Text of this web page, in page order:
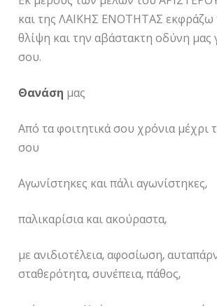
και της ΛΑΙΚΗΣ ΕΝΟΤΗΤΑΣ εκφράζω
θλίψη και την αβάστακτη οδύνη μας
σου.
Θανάση μας
Από τα φοιτητικά σου χρόνια μέχρι
σου
Αγωνίστηκες και πάλι αγωνίστηκες,
παλικαρίσια και ακούραστα,
με ανιδιοτέλεια, αφοσίωση,
σταθερότητα, συνέπεια, πάθος,